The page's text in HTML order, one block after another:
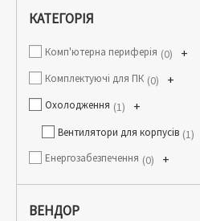
КАТЕГОРІЯ
Комп'ютерна периферія +
0
Комплектуючі для ПК +
0
Охолодження +
1
Вентилятори для корпусів 1
Енергозабезпечення +
0
ВЕНДОР